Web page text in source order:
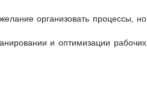
организовать процессы, но
и оптимизации рабочих